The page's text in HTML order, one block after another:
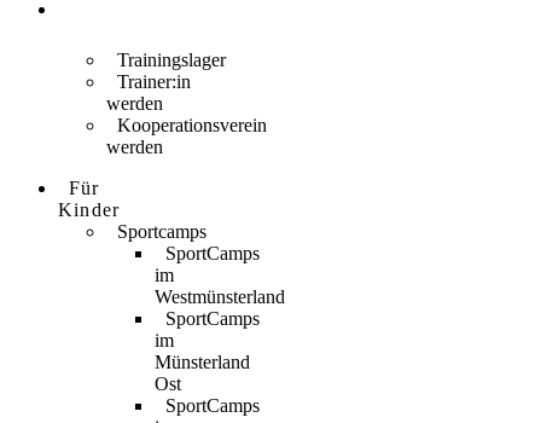
Trainingslager
Trainer:in
werden
Kooperationsverein
werden
Für
Kinder
Sportcamps
SportCamps
im
Westmünsterland
SportCamps
im
Münsterland
Ost
SportCamps